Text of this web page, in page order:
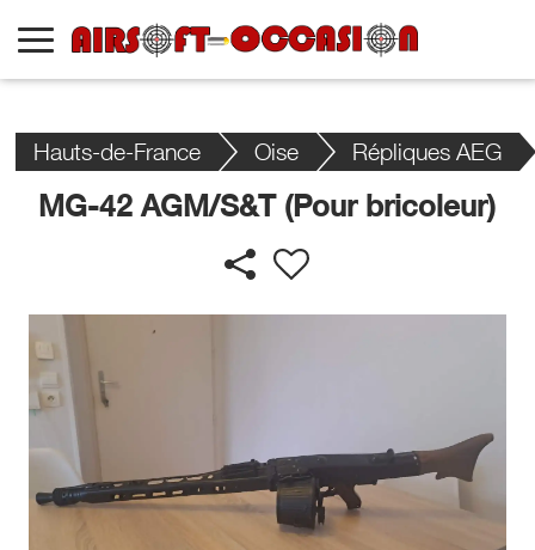
Hauts-de-France Oise Répliques AEG
MG-42 AGM/S&T (Pour bricoleur)